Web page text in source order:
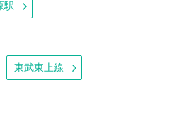
駅
東武東上線